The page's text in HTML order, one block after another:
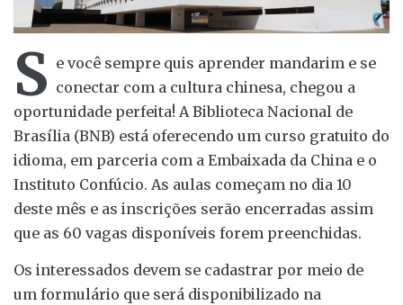
S e você sempre quis aprender mandarim e se
conectar com a cultura chinesa, chegou a
oportunidade perfeita! A Biblioteca Nacional de
Brasília (BNB) está oferecendo um curso gratuito do
idioma, em parceria com a Embaixada da China e o
Instituto Confúcio. As aulas começam no dia 10
deste mês e as inscrições serão encerradas assim
que as 60 vagas disponíveis forem preenchidas.
Os interessados devem se cadastrar por meio de
um formulário que será disponibilizado na